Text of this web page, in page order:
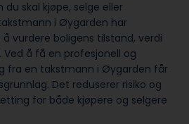
skal kjøpe, selge eller
i Øygarden har
vurdere boligens tilstand, verdi
Ved å få en profesjonell og
fra en takstmann i Øygarden får
Det reduserer risiko og
for både kjøpere og selgere